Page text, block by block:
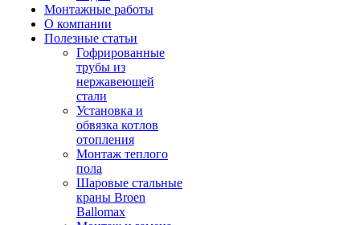
Монтажные работы
О компании
Полезные статьи
Гофрированные
трубы из
нержавеющей
стали
Установка и
обвязка котлов
отопления
Монтаж теплого
пола
Шаровые стальные
краны Broen
Ballomax